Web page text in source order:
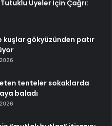
Tutuklu Üyeler İçin Çağrı:
kuşlar gökyüzünden patır
tenteler sokaklarda
baladı